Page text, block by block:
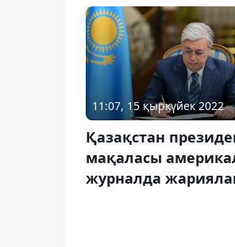
11:07, 15 қыркүйек 2022
Қазақстан
мақаласы
журналда